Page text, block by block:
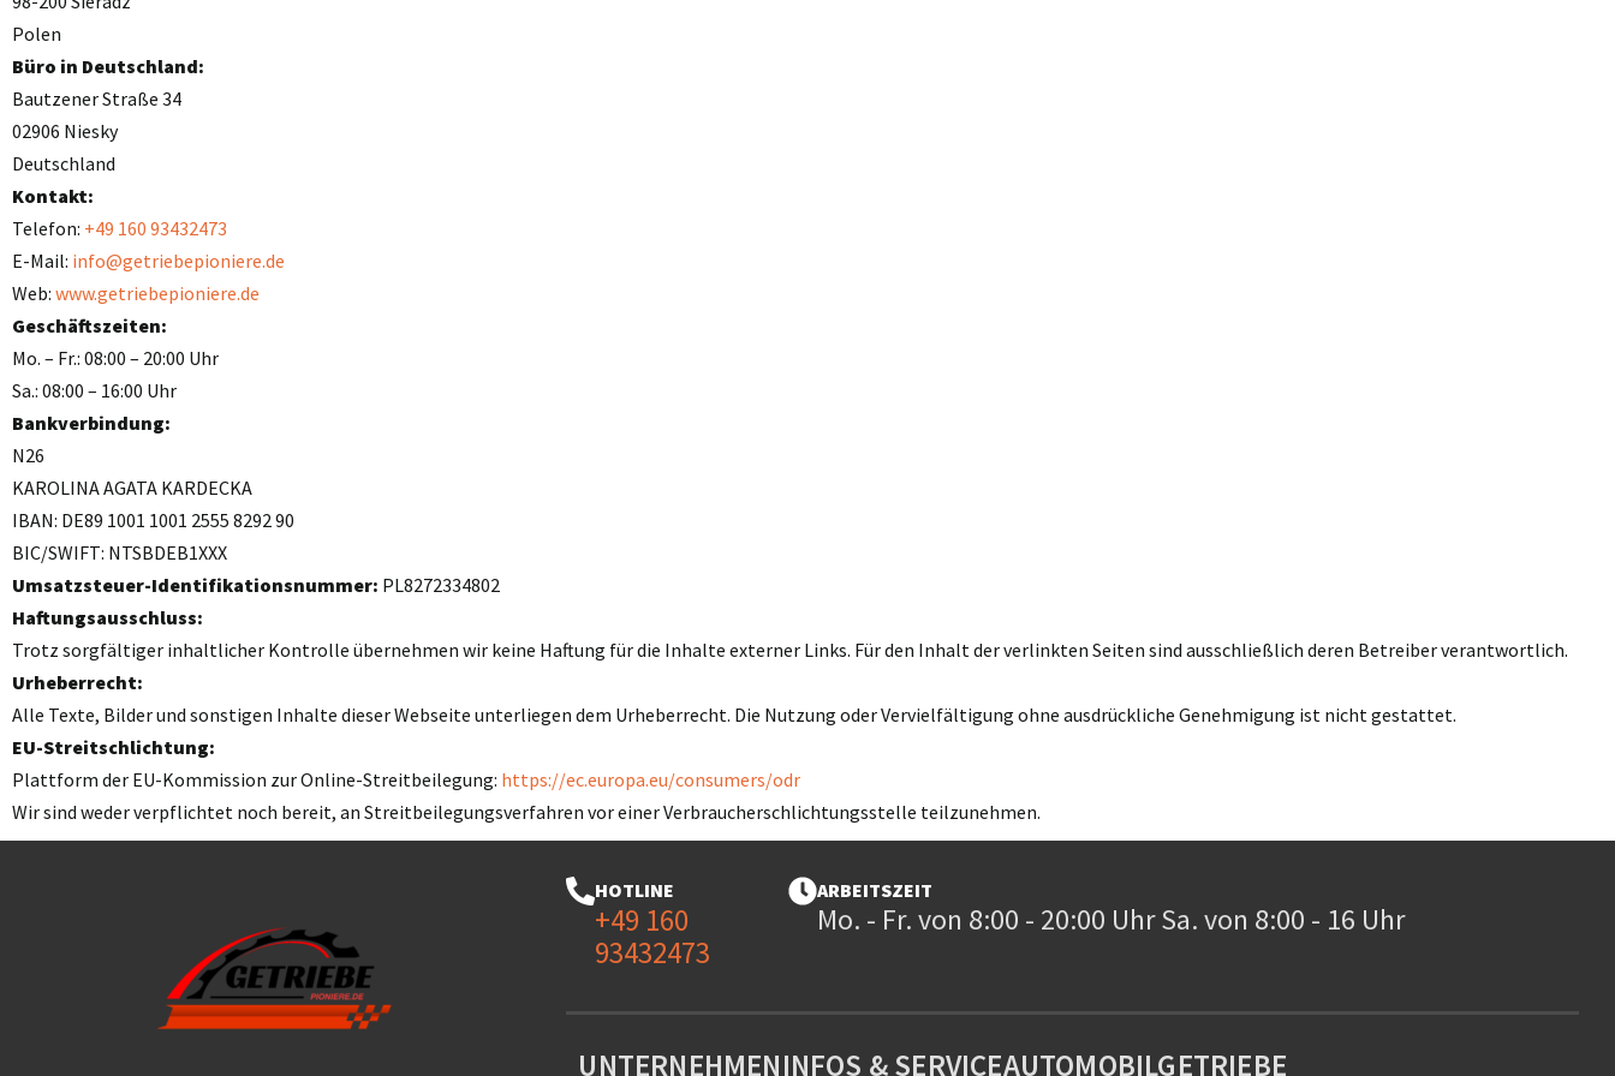
Polen
Büro in Deutschland:
Bautzener Straße 34
02906 Niesky
Deutschland
Kontakt:
Telefon: +49 160 93432473
E-Mail: info@getriebepioniere.de
Web: www.getriebepioniere.de
Geschäftszeiten:
Mo. – Fr.: 08:00 – 20:00 Uhr
Sa.: 08:00 – 16:00 Uhr
Bankverbindung:
N26
KAROLINA AGATA KARDECKA
IBAN: DE89 1001 1001 2555 8292 90
BIC/SWIFT: NTSBDEB1XXX
Umsatzsteuer-Identifikationsnummer: PL8272334802
Haftungsausschluss:
Trotz sorgfältiger inhaltlicher Kontrolle übernehmen wir keine Haftung für die Inhalte externer Links. Für den Inhalt der verlinkten Seiten sind ausschließlich deren Betreiber verantwortlich.
Urheberrecht:
Alle Texte, Bilder und sonstigen Inhalte dieser Webseite unterliegen dem Urheberrecht. Die Nutzung oder Vervielfältigung ohne ausdrückliche Genehmigung ist nicht gestattet.
EU-Streitschlichtung:
Plattform der EU-Kommission zur Online-Streitbeilegung: https://ec.europa.eu/consumers/odr
Wir sind weder verpflichtet noch bereit, an Streitbeilegungsverfahren vor einer Verbraucherschlichtungsstelle teilzunehmen.
HOTLINE
+49 160
93432473
ARBEITSZEIT
Mo. - Fr. von 8:00 - 20:00 Uhr Sa. von 8:00 - 16 Uhr
UNTERNEHMENINFOS & SERVICEAUTOMOBILGETRIEBE